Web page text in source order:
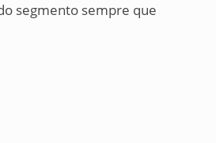
segmento sempre que